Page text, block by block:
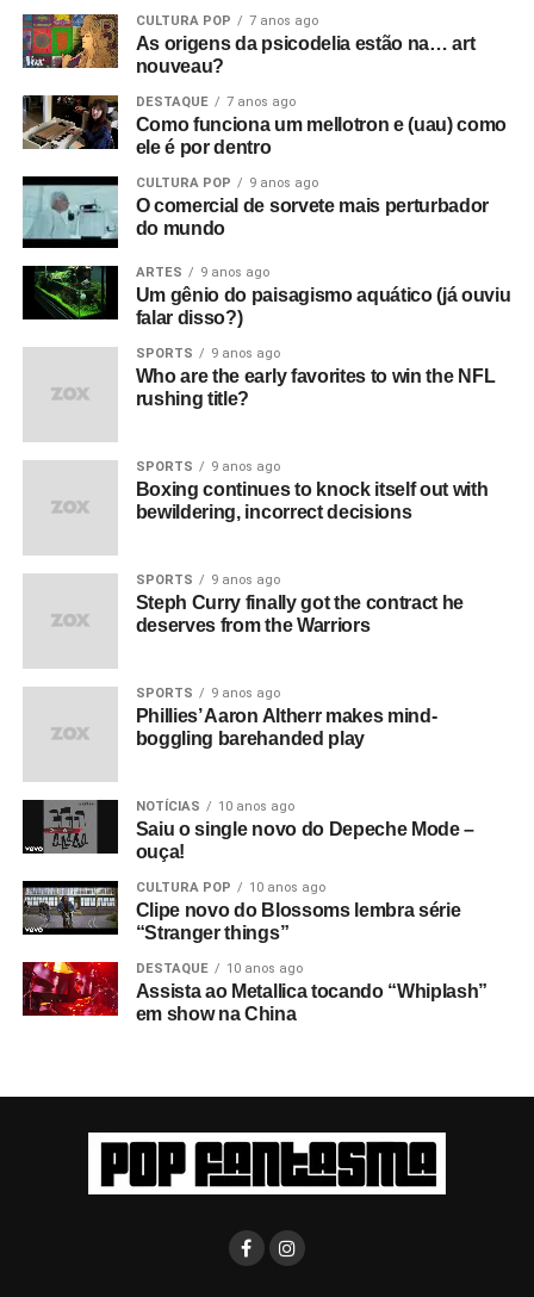
CULTURA POP 7 anos ago
As origens da psicodelia estão na… art
nouveau?
DESTAQUE 7 anos ago
Como funciona um mellotron e (uau) como
ele é por dentro
CULTURA POP 9 anos ago
O comercial de sorvete mais perturbador
do mundo
ARTES 9 anos ago
Um gênio do paisagismo aquático (já ouviu
falar disso?)
SPORTS 9 anos ago
Who are the early favorites to win the NFL
rushing title?
SPORTS 9 anos ago
Boxing continues to knock itself out with
bewildering, incorrect decisions
SPORTS 9 anos ago
Steph Curry finally got the contract he
deserves from the Warriors
SPORTS 9 anos ago
Phillies’ Aaron Altherr makes mind-
boggling barehanded play
NOTÍCIAS 10 anos ago
Saiu o single novo do Depeche Mode –
ouça!
CULTURA POP 10 anos ago
Clipe novo do Blossoms lembra série
“Stranger things”
DESTAQUE 10 anos ago
Assista ao Metallica tocando “Whiplash”
em show na China